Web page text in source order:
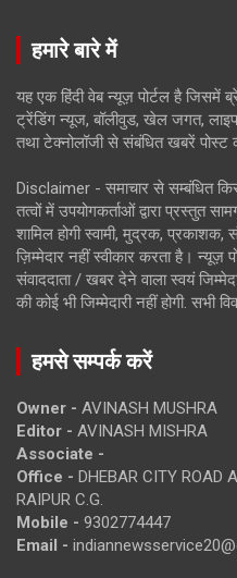
हमारे बारे में
यह एक हिंदी वेब न्यूज़ पोर्टल है जिसमें
ट्रेंडिंग न्यूज, बॉलीवुड, खेल जगत,
तथा टेक्नोलॉजी से संबंधित खबरें पोस्ट
Disclaimer - समाचार से सम्बंधित
तत्वों में उपयोगकर्ताओं द्वारा प्रस्तुत
शामिल होगी स्वामी, मुद्रक,
ज़िम्मेदार नहीं स्वीकार करता है। न्यूज़
संवाददाता / खबर देने वाला स्वयं
की कोई भी जिम्मेदारी नहीं होगी. सभी
हमसे सम्पर्क करें
Owner - AVINASH MUSHRA
Editor - AVINASH MISHRA
Associate -
Office - DHEBAR CITY ROAD
RAIPUR C.G.
Mobile - 9302774447
Email -